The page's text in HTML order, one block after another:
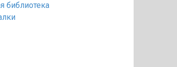
библиотека